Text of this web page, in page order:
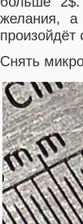
желания, а
Снять